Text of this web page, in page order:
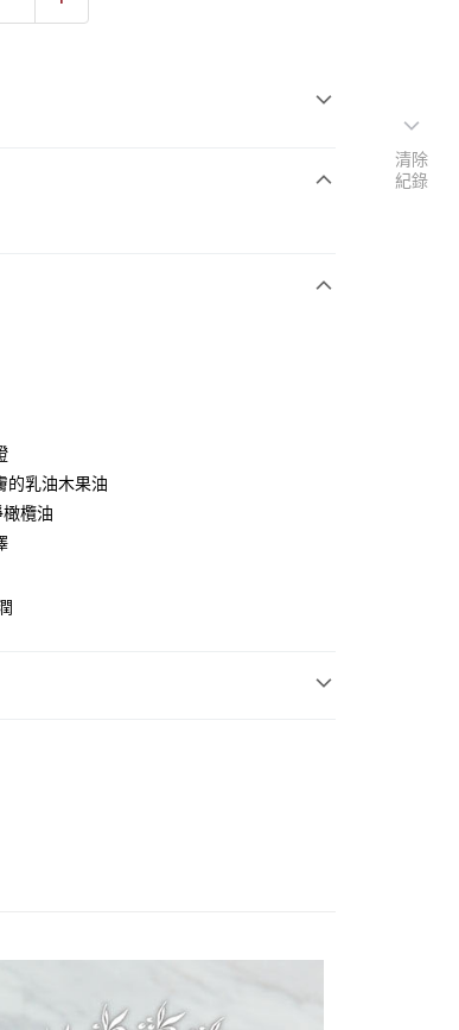
的乳油木果油
欖油
清除
紀錄